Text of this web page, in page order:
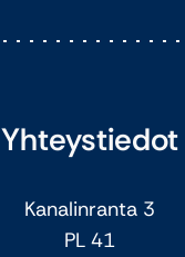
Yhteystiedot
Kanalinranta 3
PL 41